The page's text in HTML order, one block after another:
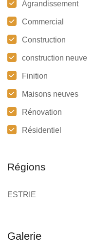
Agrandissement
Commercial
Construction
construction neuve
Finition
Maisons neuves
Rénovation
Résidentiel
Régions
ESTRIE